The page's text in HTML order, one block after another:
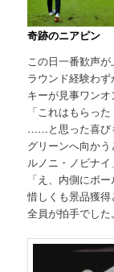
奇跡のニアピン
この日一番歓声が
ラウンド経験わ
キーが見事ワンオ
「これはもらった
……と思った喜び
グリーンへ向か
ルノニ・ノビナイ
「え、内側にボ
惜しくも景品獲
全員が拍手でした。